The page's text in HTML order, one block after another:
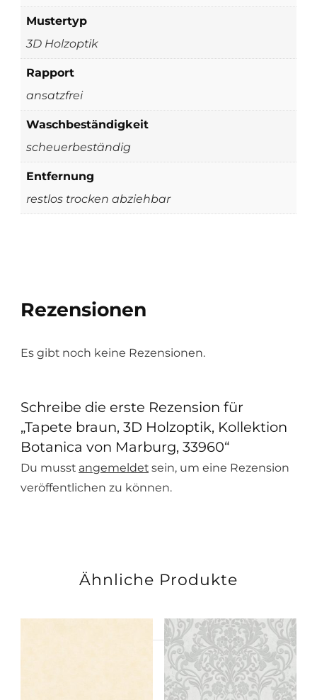
Mustertyp
3D Holzoptik
Rapport
ansatzfrei
Waschbeständigkeit
scheuerbeständig
Entfernung
restlos trocken abziehbar
Rezensionen
Es gibt noch keine Rezensionen.
Schreibe die erste Rezension für
„Tapete braun, 3D Holzoptik, Kollektion
Botanica von Marburg, 33960“
Du musst angemeldet sein, um eine Rezension
veröffentlichen zu können.
Ähnliche Produkte
Suchen
nach: